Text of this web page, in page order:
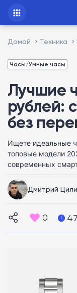
Домой Техника
Часы/Умные часы
Лучшие
рублей:
без
Ищете идеальные
топовые модели
современных
Дмитрий
0